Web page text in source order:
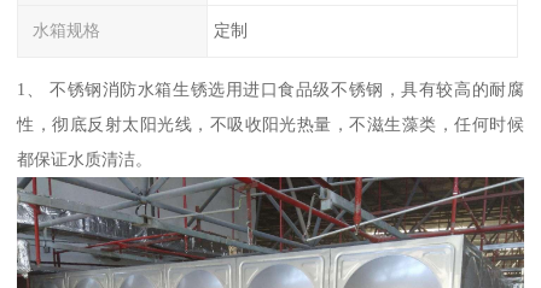
水箱规格 定制
1、 不锈钢消防水箱生锈选用进口食品级不锈钢，具有较高的耐腐
性，彻底反射太阳光线，不吸收阳光热量，不滋生藻类，任何时候
都保证水质清洁。